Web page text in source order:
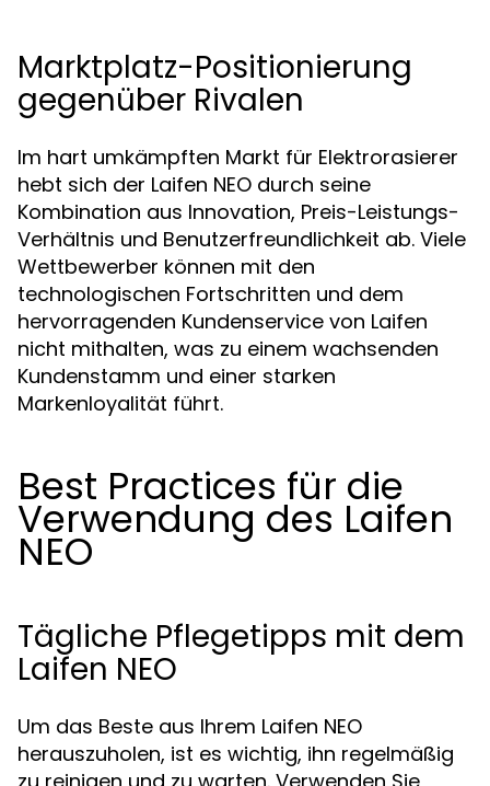
Marktplatz-Positionierung
gegenüber Rivalen
Im hart umkämpften Markt für Elektrorasierer
hebt sich der Laifen NEO durch seine
Kombination aus Innovation, Preis-Leistungs-
Verhältnis und Benutzerfreundlichkeit ab. Viele
Wettbewerber können mit den
technologischen Fortschritten und dem
hervorragenden Kundenservice von Laifen
nicht mithalten, was zu einem wachsenden
Kundenstamm und einer starken
Markenloyalität führt.
Best Practices für die
Verwendung des Laifen
NEO
Tägliche Pflegetipps mit dem
Laifen NEO
Um das Beste aus Ihrem Laifen NEO
herauszuholen, ist es wichtig, ihn regelmäßig